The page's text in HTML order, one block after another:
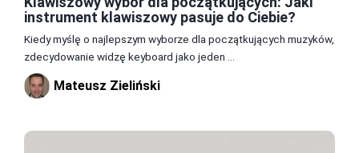
instrument klawiszowy pasuje do Ciebie?
Kiedy myślę o najlepszym wyborze dla początkujących muzyków,
zdecydowanie widzę keyboard jako jeden ...
Mateusz Zieliński